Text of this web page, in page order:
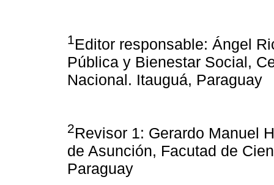
1 Editor responsable: Ángel
Pública y Bienestar Social,
Nacional. Itauguá, Paraguay
2Revisor 1: Gerardo Manuel
de Asunción, Facutad de
Paraguay